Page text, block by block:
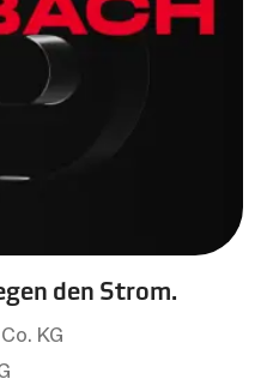
den Strom.
KG